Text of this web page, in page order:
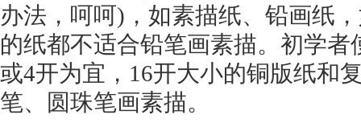
办法，呵呵)，如素描纸、铅画纸
的纸都不适合铅笔画素描。初学者
或4开为宜，16开大小的铜版纸和
笔、圆珠笔画素描。